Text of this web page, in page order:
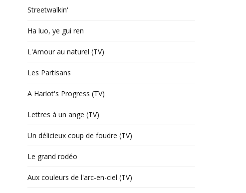
Streetwalkin'
Ha luo, ye gui ren
L'Amour au naturel (TV)
Les Partisans
A Harlot's Progress (TV)
Lettres à un ange (TV)
Un délicieux coup de foudre (TV)
Le grand rodéo
Aux couleurs de l'arc-en-ciel (TV)